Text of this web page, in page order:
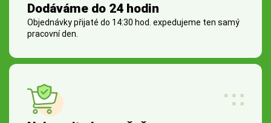
Dodáváme do 24 hodin
Objednávky přijaté do 14:30 hod. expedujeme ten samý
pracovní den.